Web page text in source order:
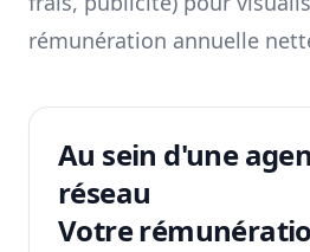
rémunération annuelle
Au sein d'une
réseau
Votre